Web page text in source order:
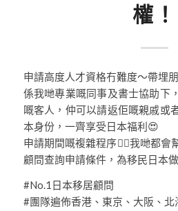
權！
申請高度人才資格冇難度～帶埋
係我哋專業嘅同事及書士協助下
嘅客人，仲可以請返佢嘅親戚或
本身份，一齊享受日本福利😍
申請期間嘅複雜程序😵‍💫我哋都
顧問查詢申請條件，為移民日本
#No.1日本移居顧問
#團隊遍佈香港、東京、大阪、北